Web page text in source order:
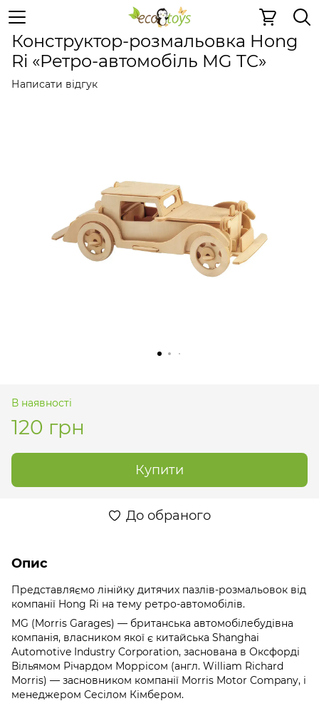
Дерев'яні конструктори Дерев'яні конструктори
Конструктор-розмальовка Hong
Ri «Ретро-автомобіль MG TC»
Написати відгук
В наявності
120 грн
Купити
До обраного
Опис
Представляємо лінійку дитячих пазлів-розмальовок від
компанії Hong Ri на тему ретро-автомобілів.
MG (Morris Garages) — британська автомобілебудівна
компанія, власником якої є китайська Shanghai
Automotive Industry Corporation, заснована в Оксфорді
Вільямом Річардом Моррісом (англ. William Richard
Morris) — засновником компанії Morris Motor Company, і
менеджером Сесілом Кімбером.